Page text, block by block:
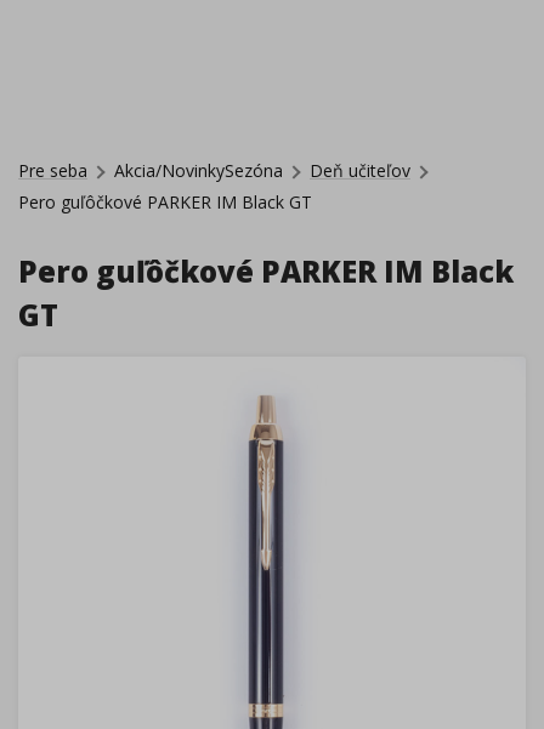
Pre seba Akcia/NovinkySezóna
Deň učiteľov
Pero guľôčkové PARKER IM Black GT
Pero guľôčkové PARKER IM Black
GT